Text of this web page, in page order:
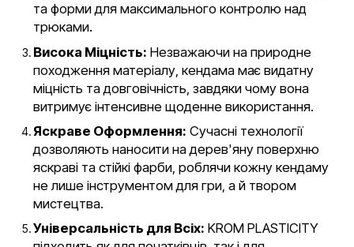
та форми для максимального контролю над
трюками.
Висока Міцність: Незважаючи на природне
походження матеріалу, кендама має видатну
міцність та довговічність, завдяки чому вона
витримує інтенсивне щоденне використання.
Яскраве Оформлення: Сучасні технології
дозволяють наносити на дерев'яну поверхню
яскраві та стійкі фарби, роблячи кожну кендаму
не лише інструментом для гри, а й твором
мистецтва.
Універсальність для Всіх: KROM PLASTICITY